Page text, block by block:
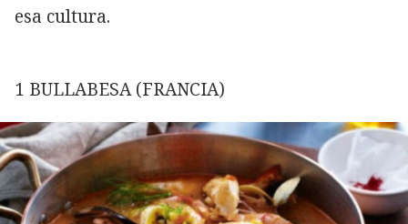
esa cultura.
1 BULLABESA (FRANCIA)